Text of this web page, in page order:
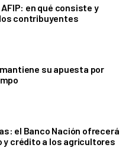
en qué consiste y
contribuyentes
su apuesta por
el Banco Nación ofrecerá
y crédito a los agricultores